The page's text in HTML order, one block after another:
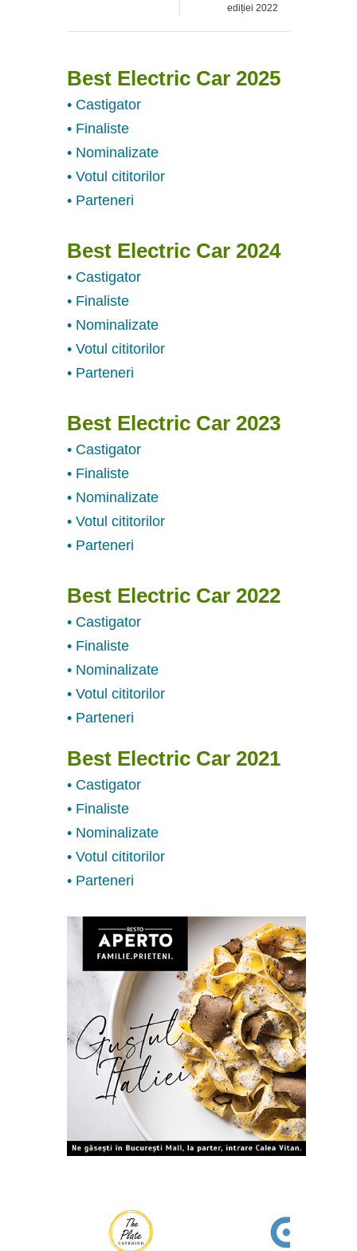
ediției 2022
Best Electric Car 2025
• Castigator
• Finaliste
• Nominalizate
• Votul cititorilor
• Parteneri
Best Electric Car 2024
• Castigator
• Finaliste
• Nominalizate
• Votul cititorilor
• Parteneri
Best Electric Car 2023
• Castigator
• Finaliste
• Nominalizate
• Votul cititorilor
• Parteneri
Best Electric Car 2022
• Castigator
• Finaliste
• Nominalizate
• Votul cititorilor
• Parteneri
Best Electric Car 2021
• Castigator
• Finaliste
• Nominalizate
• Votul cititorilor
• Parteneri